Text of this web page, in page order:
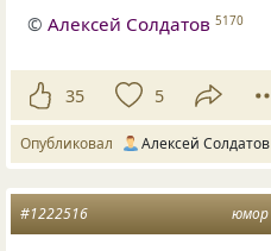
©Алексей Солдатов 5170
35 5
Опубликовал Алексей Солдатов
юмор
#1222516